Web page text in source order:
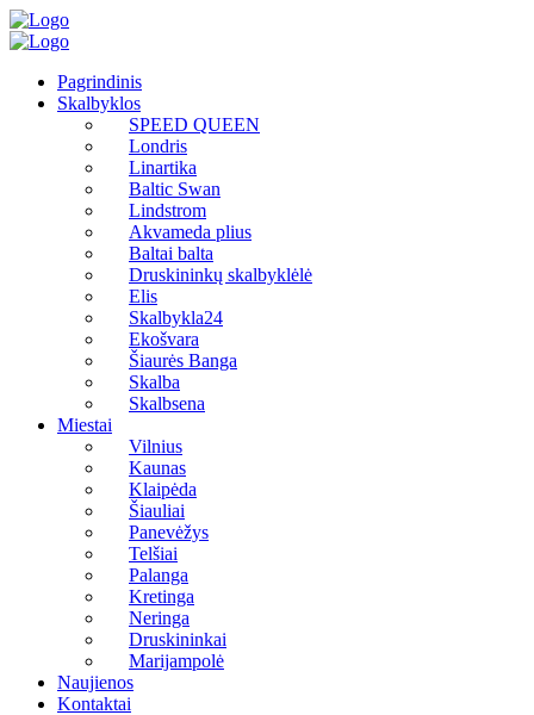
Pagrindinis
Skalbyklos
SPEED QUEEN
Londris
Linartika
Baltic Swan
Lindstrom
Akvameda plius
Baltai balta
Druskininkų skalbyklėlė
Elis
Skalbykla24
Ekošvara
Šiaurės Banga
Skalba
Skalbsena
Miestai
Vilnius
Kaunas
Klaipėda
Šiauliai
Panevėžys
Telšiai
Palanga
Kretinga
Neringa
Druskininkai
Marijampolė
Naujienos
Kontaktai